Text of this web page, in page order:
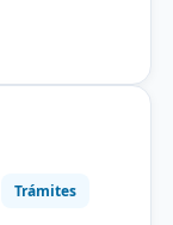
Trámites